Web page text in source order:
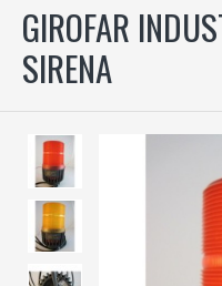
GIROFAR
SIRENA